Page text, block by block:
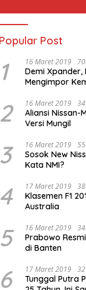
Lahan di
Suhaimi
dan Tolak
Unprosedural
Popular Post
1 16 Maret 2019
Demi Xpander,
Mengimpor
2 16 Maret 2019
Aliansi Nissan-
Versi Mungil
3 16 Maret 2019
Sosok New
Kata NMI?
4 17 Maret 2019
Klasemen F1
Australia
5 16 Maret 2019
Prabowo
di Banten
6 17 Maret 2019
Tunggal Putra